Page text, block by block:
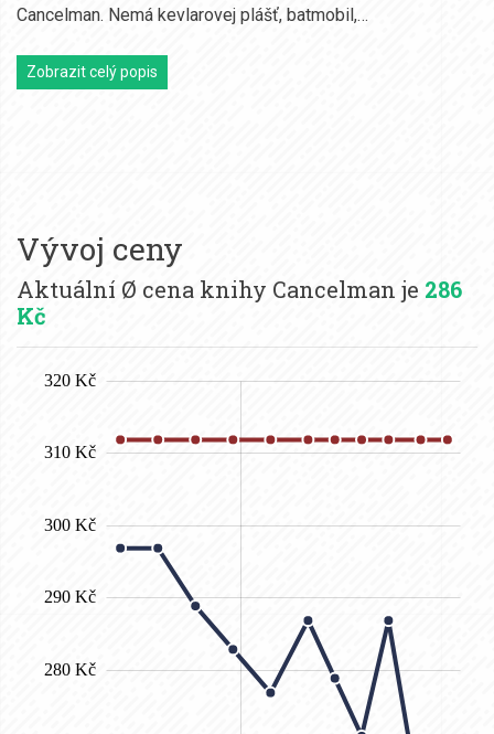
Cancelman. Nemá kevlarovej plášť, batmobil,…
Zobrazit celý popis
Vývoj ceny
Aktuální Ø cena knihy Cancelman je 286
Kč